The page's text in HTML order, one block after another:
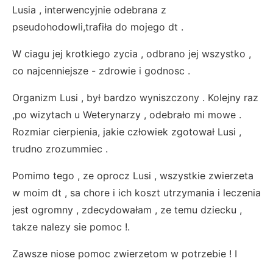
Lusia , interwencyjnie odebrana z
pseudohodowli,trafiła do mojego dt .
W ciagu jej krotkiego zycia , odbrano jej wszystko ,
co najcenniejsze - zdrowie i godnosc .
Organizm Lusi , był bardzo wyniszczony . Kolejny raz
,po wizytach u Weterynarzy , odebrało mi mowe .
Rozmiar cierpienia, jakie człowiek zgotował Lusi ,
trudno zrozummiec .
Pomimo tego , ze oprocz Lusi , wszystkie zwierzeta
w moim dt , sa chore i ich koszt utrzymania i leczenia
jest ogromny , zdecydowałam , ze temu dziecku ,
takze nalezy sie pomoc !.
Zawsze niose pomoc zwierzetom w potrzebie ! I